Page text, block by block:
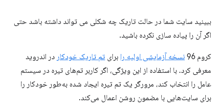
ببینید سایت شما در حالت تاریک چه شکلی می تواند داشته باشد حتی
اگر آن را پیاده سازی نکرده باشید.
کروم 96 نسخه آزمایشی اولیه را برای تم تاریک خودکار در اندروید
معرفی کرد. با استفاده از این ویژگی، اگر کاربر تم‌های تیره در سیستم
عامل را انتخاب کند، مرورگر یک تم تیره ایجاد شده به‌طور خودکار را
برای سایت‌هایی با مضمون روشن اعمال می‌کند.